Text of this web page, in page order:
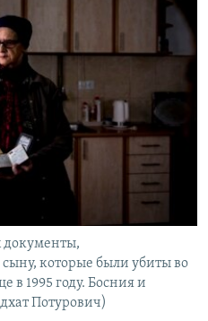
документы,
которые были убиты во
в 1995 году. Босния и
Потурович)